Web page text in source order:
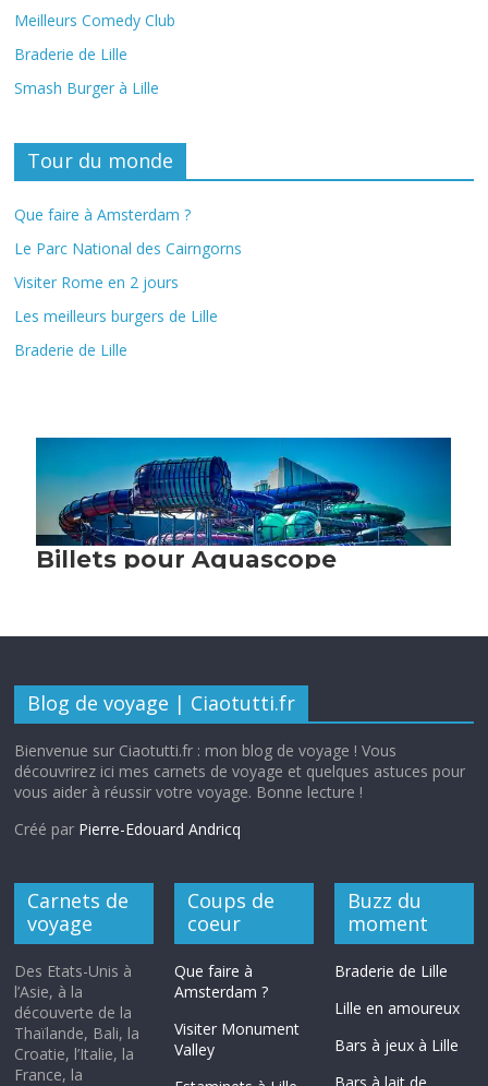
Meilleurs Comedy Club
Braderie de Lille
Smash Burger à Lille
Tour du monde
Que faire à Amsterdam ?
Le Parc National des Cairngorns
Visiter Rome en 2 jours
Les meilleurs burgers de Lille
Braderie de Lille
Blog de voyage | Ciaotutti.fr
Bienvenue sur Ciaotutti.fr : mon blog de voyage ! Vous
découvrirez ici mes carnets de voyage et quelques astuces pour
vous aider à réussir votre voyage. Bonne lecture !
Créé par Pierre-Edouard Andricq
Carnets de
voyage
Des Etats-Unis à
l’Asie, à la
découverte de la
Thaïlande, Bali, la
Croatie, l’Italie, la
France, la
Coups de
coeur
Que faire à
Amsterdam ?
Visiter Monument
Valley
Buzz du
moment
Braderie de Lille
Lille en amoureux
Bars à jeux à Lille